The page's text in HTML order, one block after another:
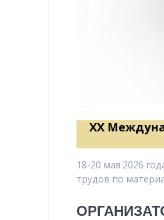
XХ
18-20 мая 2026
трудов по